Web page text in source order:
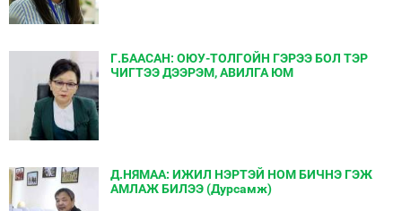
Г.БААСАН: ОЮУ-ТОЛГОЙН ГЭРЭЭ БОЛ ТЭР
ЧИГТЭЭ ДЭЭРЭМ, АВИЛГА ЮМ
Д.НЯМАА: ИЖИЛ НЭРТЭЙ НОМ БИЧНЭ ГЭЖ
АМЛАЖ БИЛЭЭ (Дурсамж)